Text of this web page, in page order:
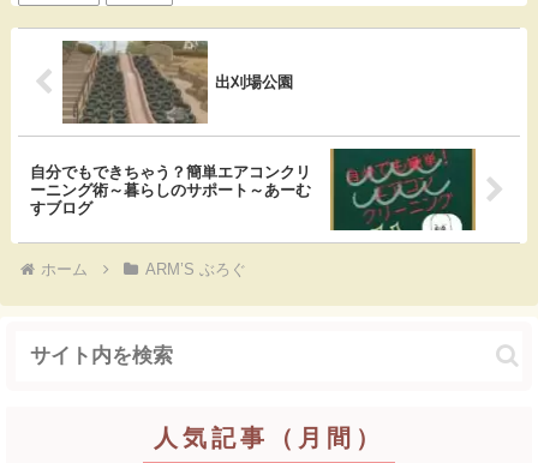
o
o
k
a t
出刈場公園
自分でもできちゃう？簡単エアコンクリ
ーニング術～暮らしのサポート～あーむ
すブログ
ホーム ARM’S ぶろぐ
人気記事（月間）